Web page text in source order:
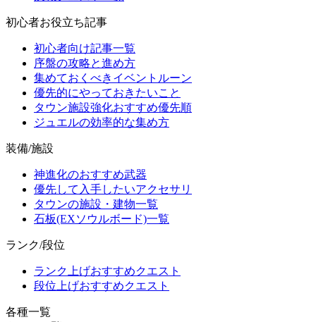
初心者お役立ち記事
初心者向け記事一覧
序盤の攻略と進め方
集めておくべきイベントルーン
優先的にやっておきたいこと
タウン施設強化おすすめ優先順
ジュエルの効率的な集め方
装備/施設
神進化のおすすめ武器
優先して入手したいアクセサリ
タウンの施設・建物一覧
石板(EXソウルボード)一覧
ランク/段位
ランク上げおすすめクエスト
段位上げおすすめクエスト
各種一覧